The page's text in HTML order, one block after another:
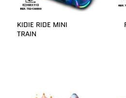
KIDIE RIDE MINI
TRAIN